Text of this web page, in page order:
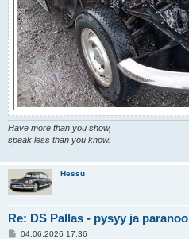
Have more than you show,
speak less than you know.
Hessu
Re: DS Pallas - pysyy ja paranoo
V04.06.2026 17:36